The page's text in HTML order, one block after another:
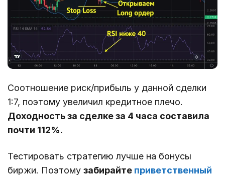
Соотношение риск/прибыль у данной сделки
1:7, поэтому увеличил кредитное плечо.
Доходность за сделке за 4 часа составила
почти 112%.
Тестировать стратегию лучше на бонусы
биржи. Поэтому забирайте приветственный